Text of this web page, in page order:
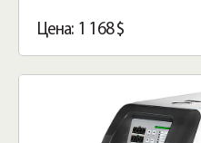
Цена: 1 168 $